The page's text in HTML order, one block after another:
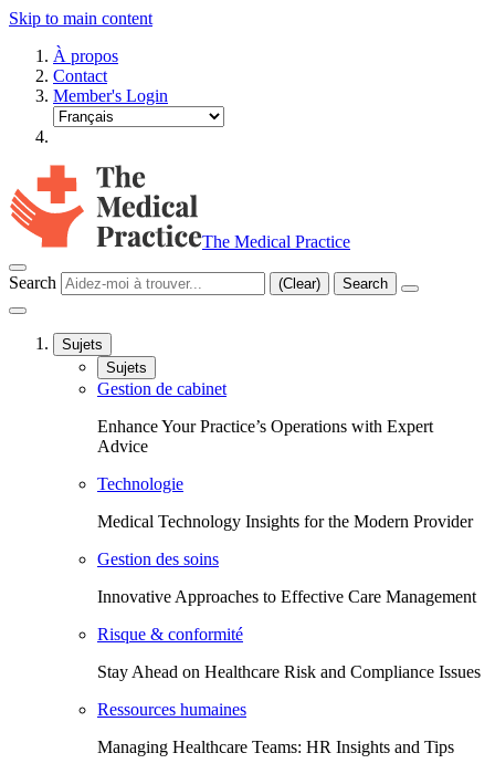
Skip to main content
À propos
Contact
Member's Login
The Medical Practice
Search (Clear) Search
Sujets
Sujets
Gestion de cabinet
Enhance Your Practice’s Operations with Expert
Advice
Technologie
Medical Technology Insights for the Modern Provider
Gestion des soins
Innovative Approaches to Effective Care Management
Risque & conformité
Stay Ahead on Healthcare Risk and Compliance Issues
Ressources humaines
Managing Healthcare Teams: HR Insights and Tips